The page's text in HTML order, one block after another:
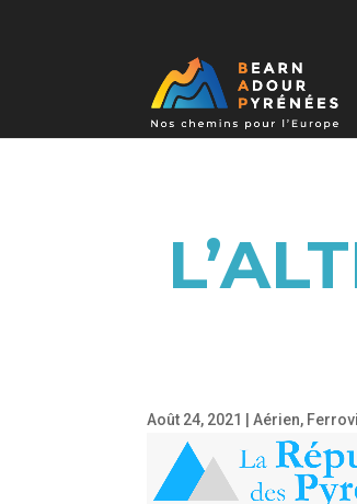
Août 24, 2021 |Aérien,